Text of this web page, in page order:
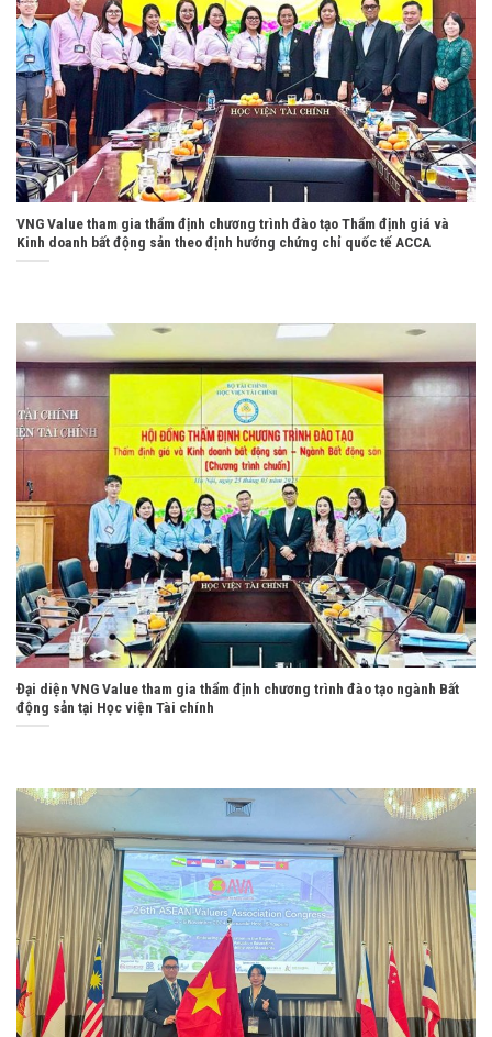
VNG Value tham gia thẩm định chương trình đào tạo Thẩm định giá và
Kinh doanh bất động sản theo định hướng chứng chỉ quốc tế ACCA
Đại diện VNG Value tham gia thẩm định chương trình đào tạo ngành Bất
động sản tại Học viện Tài chính